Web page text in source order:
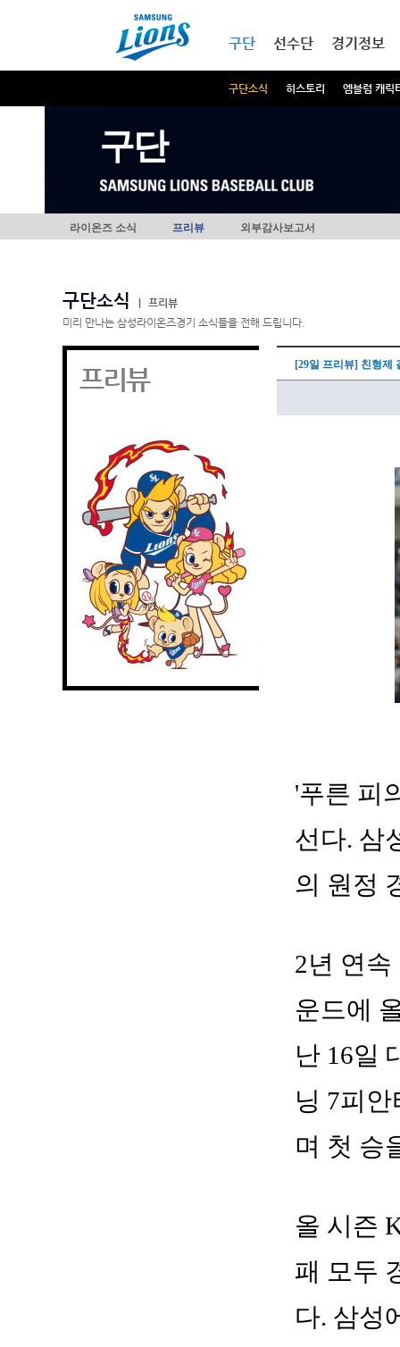
구단
구단소식 히스토리 엠블럼 캐릭
선수단 경기정보
구단
라이온즈 소식 프리뷰 외부감사보고서
구단소식
프리뷰
미리 만나는 삼성라이온즈경기 소식들을 전해 드립니다.
프리뷰 [29일 프리뷰] 친형제
'푸른 피
선다. 삼
의 원정
2년 연속
운드에
난 16일
닝 7피
며 첫 승
올 시즌
패 모두
다. 삼성